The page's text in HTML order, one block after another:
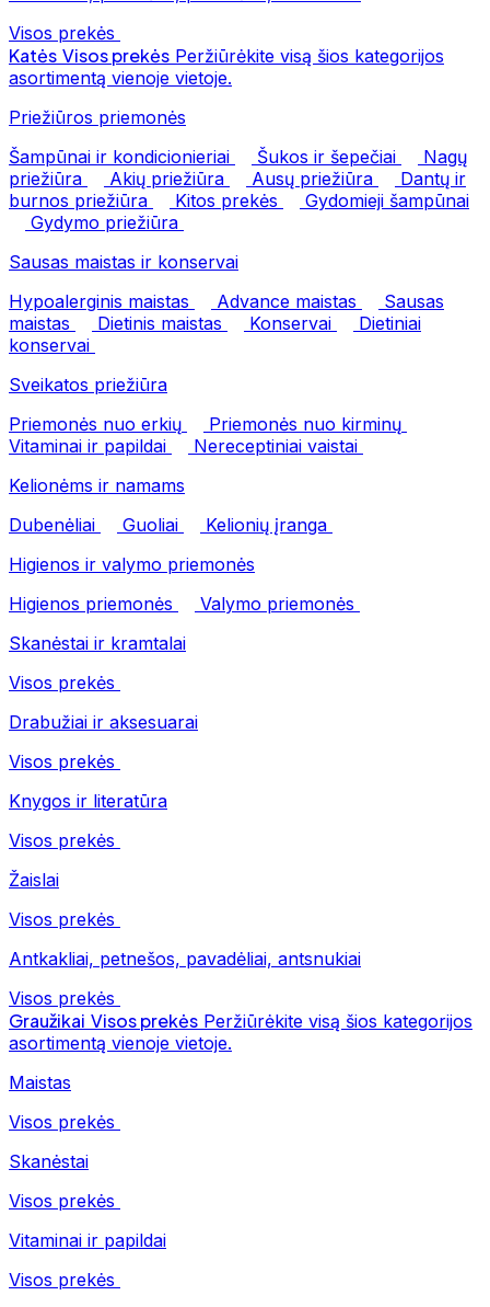
Visos prekės
Katės Visos prekės Peržiūrėkite visą šios kategorijos
asortimentą vienoje vietoje.
Priežiūros priemonės
Šampūnai ir kondicionieriai
Šukos ir šepečiai
Nagų
priežiūra
Akių priežiūra Ausų priežiūra
Dantų ir
burnos priežiūra
Kitos prekės
Gydomieji šampūnai
Gydymo priežiūra
Sausas maistas ir konservai
Hypoalerginis maistas
Advance maistas
Sausas
maistas
Dietinis maistas Konservai
Dietiniai
konservai
Sveikatos priežiūra
Priemonės nuo erkių
Priemonės nuo kirminų
Vitaminai ir papildai
Nereceptiniai vaistai
Kelionėms ir namams
Dubenėliai
Guoliai
Kelionių įranga
Higienos ir valymo priemonės
Higienos priemonės
Valymo priemonės
Skanėstai ir kramtalai
Visos prekės
Drabužiai ir aksesuarai
Visos prekės
Knygos ir literatūra
Visos prekės
Žaislai
Visos prekės
Antkakliai, petnešos, pavadėliai, antsnukiai
Visos prekės
Graužikai Visos prekės Peržiūrėkite visą šios kategorijos
asortimentą vienoje vietoje.
Maistas
Visos prekės
Skanėstai
Visos prekės
Vitaminai ir papildai
Visos prekės